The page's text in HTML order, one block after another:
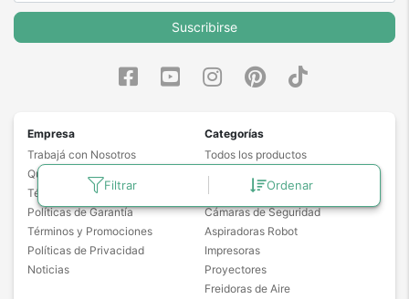
Filtrar Ordenar
Suscribirse
Empresa
Trabajá con Nosotros
Quiénes Somos
Términos y Condiciones
Políticas de Garantía
Términos y Promociones
Políticas de Privacidad
Noticias
Categorías
Todos los productos
Notebooks
Drones
Cámaras de Seguridad
Aspiradoras Robot
Impresoras
Proyectores
Freidoras de Aire